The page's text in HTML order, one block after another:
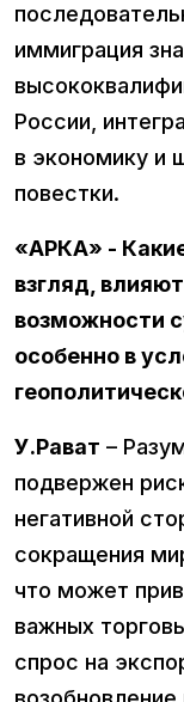
иммиграция
России,
в экономику и
повестки.
«АРКА» -
взгляд,
возможности
особенно в
У.Рават –
подвержен
негативной
сокращения
что может
важных
спрос на